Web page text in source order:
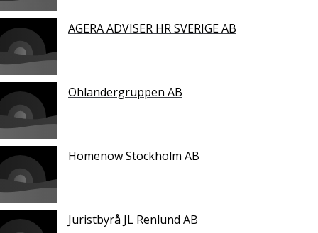
AGERA ADVISER HR SVERIGE AB
Ohlandergruppen AB
Homenow Stockholm AB
Juristbyrå JL Renlund AB